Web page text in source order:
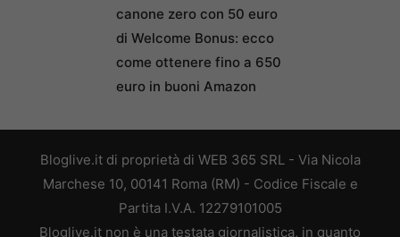
canone zero con 50 euro
di Welcome Bonus: ecco
come ottenere fino a 650
euro in buoni Amazon
Bloglive.it di proprietà di WEB 365 SRL - Via Nicola
Marchese 10, 00141 Roma (RM) - Codice Fiscale e
Partita I.V.A. 12279101005
Bloglive.it non è una testata giornalistica, in quanto